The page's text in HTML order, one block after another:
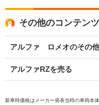
その他のコンテンツ
アルファ ロメオのその
アルファRZを売る
新車時価格はメーカー発表当時の車両本